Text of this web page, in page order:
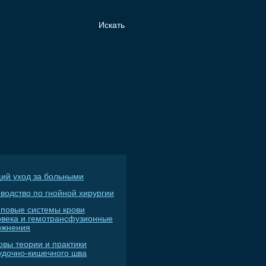
уход за больными
по гнойной хирургии
системы крови
и гемотрансфузионные
теории и практики
кишечного шва